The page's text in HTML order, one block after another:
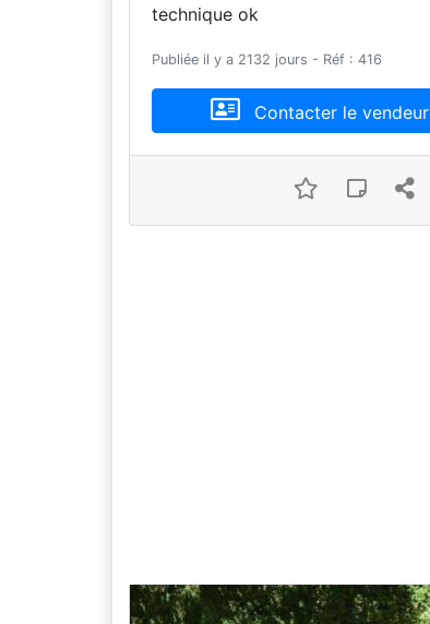
technique ok
Publiée il y a 2132 jours - Réf : 416
Contacter le vendeur